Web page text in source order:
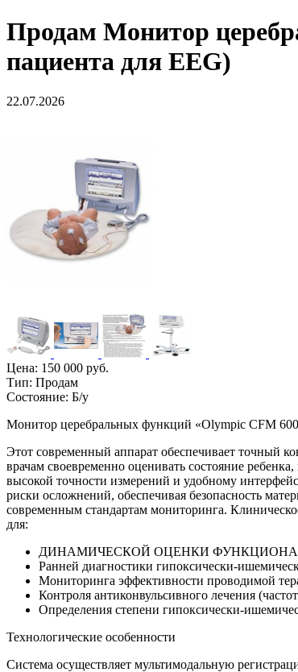
Продам Монитор
пациента для EEG)
22.07.2026
Цена: 150 000 руб.
Тип: Продам
Состояние: Б/у
Монитор церебральных функций «Olympic CFM
Этот современный аппарат обеспечивает точный
врачам своевременно оценивать состояние
высокой точности измерений и удобному
риски осложнений, обеспечивая безопасность
современным стандартам мониторинга.
для:
ДИНАМИЧЕСКОЙ ОЦЕНКИ
Ранней диагностики гипоксически-
Мониторинга эффективности проводимой
Контроля антиконвульсивного лечения
Определения степени гипоксически-
Технологические особенности
Система осуществляет мультимодальную